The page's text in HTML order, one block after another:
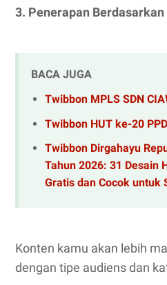
3. Penerapan
BACA JUGA
Twibbon MPLS SDN
Twibbon HUT ke-20
Twibbon Dirgahayu
Tahun 2026: 31 Desain
Gratis dan Cocok untuk
Konten kamu akan lebih
dengan tipe audiens dan